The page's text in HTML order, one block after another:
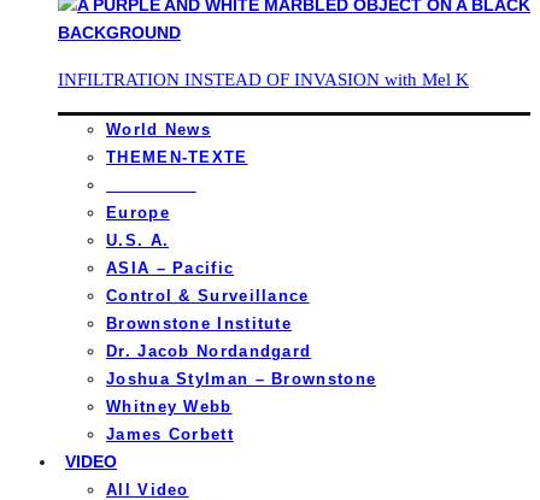
INFILTRATION INSTEAD OF INVASION with Mel K
World News
THEMEN-TEXTE
Europe
U.S. A.
ASIA – Pacific
Control & Surveillance
Brownstone Institute
Dr. Jacob Nordandgard
Joshua Stylman – Brownstone
Whitney Webb
James Corbett
VIDEO
All Video